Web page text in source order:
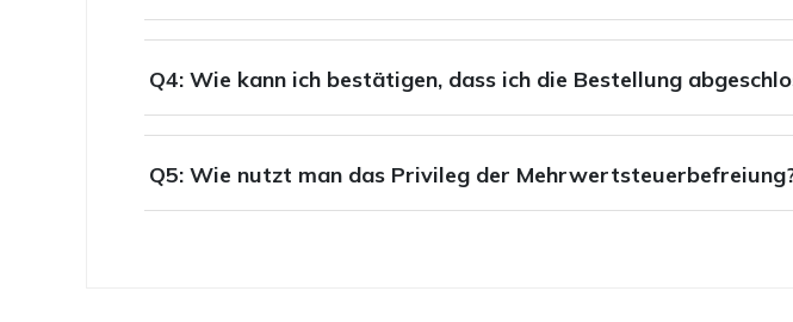
Q4: Wie kann ich bestätigen, dass ich die Bestellung
Q5: Wie nutzt man das Privileg der